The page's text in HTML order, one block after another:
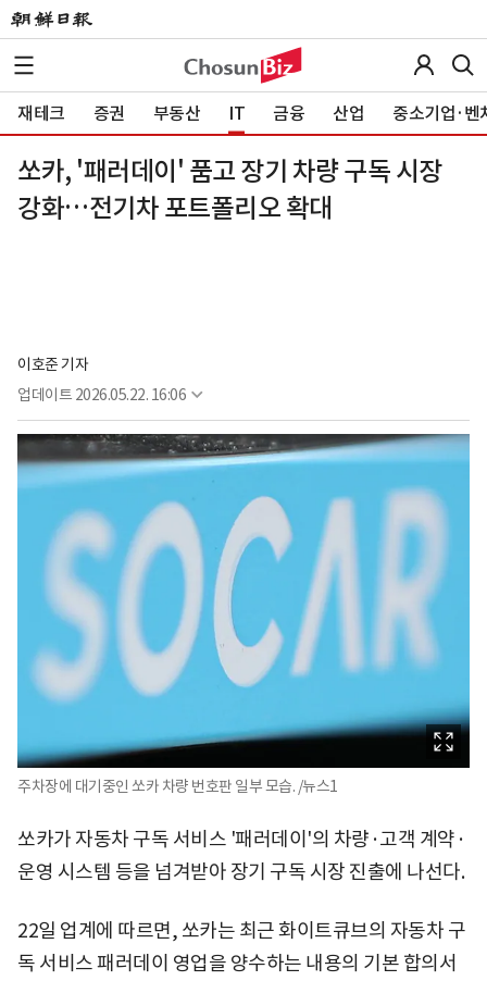
재테크 증권 부동산 IT 금융 산업 중소기업·벤
쏘카, '패러데이' 품고 장기 차량 구독 시장
강화…전기차 포트폴리오 확대
이호준 기자
업데이트 2026.05.22. 16:06
주차장에 대기중인 쏘카 차량 번호판 일부 모습. /뉴스1
쏘카가 자동차 구독 서비스 '패러데이'의 차량·고객 계약·
운영 시스템 등을 넘겨받아 장기 구독 시장 진출에 나선다.
22일 업계에 따르면, 쏘카는 최근 화이트큐브의 자동차 구
독 서비스 패러데이 영업을 양수하는 내용의 기본 합의서